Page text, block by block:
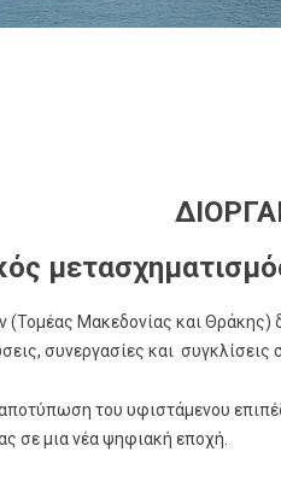
Μακεδονίας και Θράκης)
συνεργασίες και συγκλίσεις
του υφιστάμενου
σε μια νέα ψηφιακή εποχή.